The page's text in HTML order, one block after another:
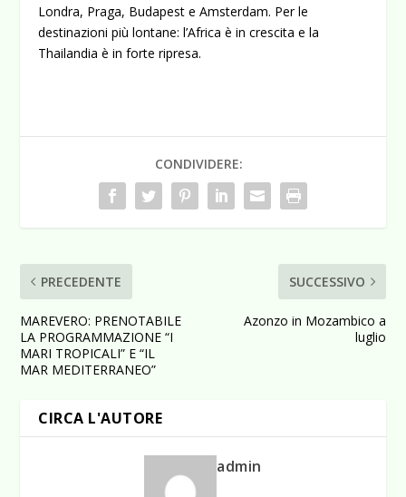
Londra, Praga, Budapest e Amsterdam. Per le
destinazioni più lontane: l’Africa è in crescita e la
Thailandia è in forte ripresa.
CONDIVIDERE:
PRECEDENTE
MAREVERO: PRENOTABILE
LA PROGRAMMAZIONE “I
MARI TROPICALI” E “IL
MAR MEDITERRANEO”
SUCCESSIVO
Azonzo in Mozambico a
luglio
CIRCA L'AUTORE
admin